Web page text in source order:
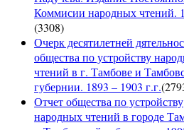
Коммисии народных чтений.
(3308)
Очерк десятилетней
общества по устройству
чтений в г. Тамбове и
губернии. 1893 – 1903 г.г.(
Отчет общества по устройству
народных чтений в городе